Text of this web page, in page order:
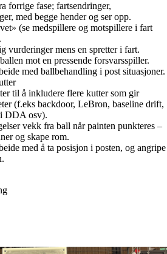
forrige fase; fartsendringer,
med begge hender og ser opp.
(se medspillere og motspillere i fart
vurderinger mens en spretter i fart.
mot en pressende forsvarsspiller.
med ballbehandling i post situasjoner.
til å inkludere flere kutter som gir
(f.eks backdoor, LeBron, baseline drift,
DDA osv).
vekk fra ball når painten punkteres –
og skape rom.
med å ta posisjon i posten, og angripe